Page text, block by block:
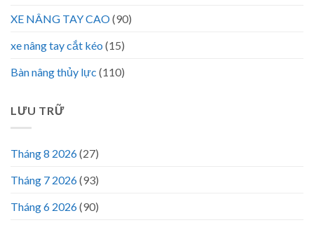
XE NÂNG TAY CAO(90)
xe nâng tay cắt kéo (15)
Bàn nâng thủy lực (110)
LƯU TRỮ
Tháng 8 2026(27)
Tháng 7 2026(93)
Tháng 6 2026(90)